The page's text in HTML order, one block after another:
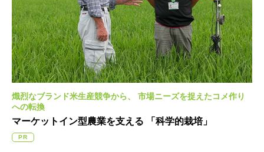
熾烈なブランド米生産競争から、
市場ニーズを捉えたコメ作り
への転換
マーケットイン型農業を支える 「科学的栽培」
PR